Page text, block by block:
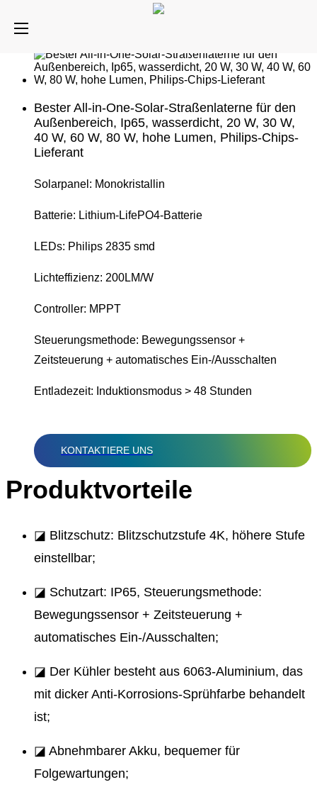
Bester All-in-One-Solar-Straßenlaterne für den
Außenbereich, Ip65, wasserdicht, 20 W, 30 W,
40 W, 60 W, 80 W, hohe Lumen, Philips-Chips-
Lieferant
Solarpanel: Monokristallin
Batterie: Lithium-LifePO4-Batterie
LEDs: Philips 2835 smd
Lichteffizienz: 200LM/W
Controller: MPPT
Steuerungsmethode: Bewegungssensor +
Zeitsteuerung + automatisches Ein-/Ausschalten
Entladezeit: Induktionsmodus > 48 Stunden
KONTAKTIERE UNS
Produktvorteile
◪ Blitzschutz: Blitzschutzstufe 4K, höhere Stufe
einstellbar;
◪ Schutzart: IP65, Steuerungsmethode:
Bewegungssensor + Zeitsteuerung +
automatisches Ein-/Ausschalten;
◪ Der Kühler besteht aus 6063-Aluminium, das
mit dicker Anti-Korrosions-Sprühfarbe behandelt
ist;
◪ Abnehmbarer Akku, bequemer für
Folgewartungen;